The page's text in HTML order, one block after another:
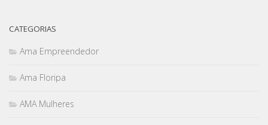
CATEGORIAS
Ama Empreendedor
Ama Floripa
AMA Mulheres